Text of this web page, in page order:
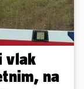
vlak
na